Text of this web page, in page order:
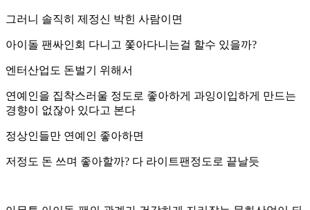
그러니 솔직히 제정신 박힌 사람이면
아이돌 팬싸인회 다니고 쫓아다니는걸 할수 있을까?
엔터산업도 돈벌기 위해서
연예인을 집착스러울 정도로 좋아하게 과잉이입하게 만드는
경향이 없잖아 있다고 본다
정상인들만 연예인 좋아하면
저정도 돈 쓰며 좋아할까? 다 라이트팬정도로 끝날듯